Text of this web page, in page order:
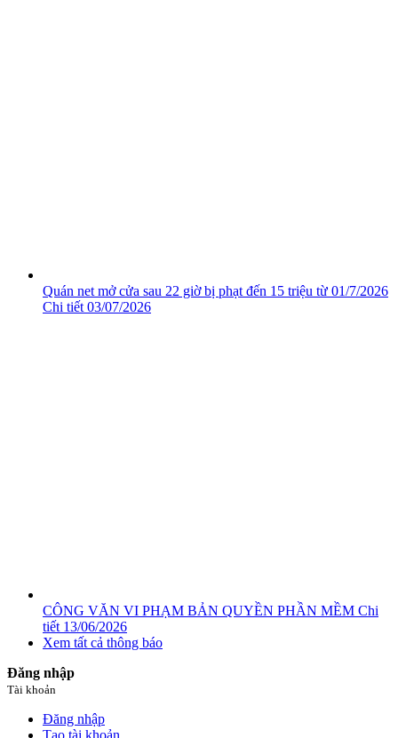
Quán net mở cửa sau 22 giờ bị phạt đến 15 triệu từ 01/7/2026
Chi tiết 03/07/2026
CÔNG VĂN VI PHẠM BẢN QUYỀN PHẦN MỀM Chi
tiết 13/06/2026
Xem tất cả thông báo
Đăng nhập
Tài khoản
Đăng nhập
Tạo tài khoản